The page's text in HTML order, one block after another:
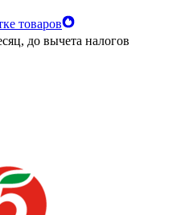
товаров
до вычета налогов